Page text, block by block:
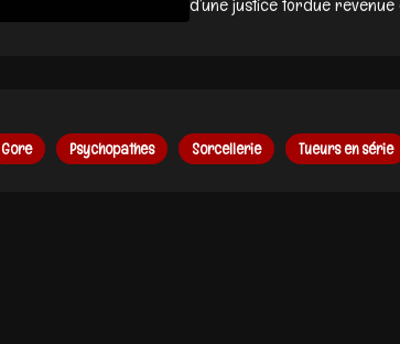
Gore Psychopathes Sorcellerie Tueurs en série